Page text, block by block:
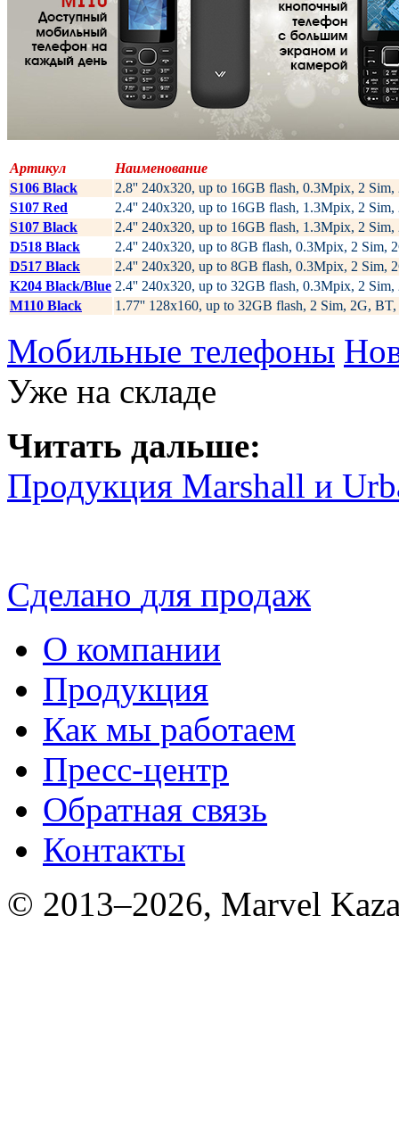
Артикул
Наименование
S106 Black
2.8'' 240х320, up to 16GB flash, 0.3Mpix, 2
S107 Red
2.4'' 240х320, up to 16GB flash, 1.3Mpix, 2
S107 Black
2.4'' 240х320, up to 16GB flash, 1.3Mpix, 2
D518 Black
2.4'' 240х320, up to 8GB flash, 0.3Mpix, 2 Sim,
D517 Black
2.4'' 240х320, up to 8GB flash, 0.3Mpix, 2 Sim,
K204 Black/Blue 2.4'' 240х320, up to 32GB flash, 0.3Mpix, 2
M110 Black
1.77'' 128x160, up to 32GB flash, 2 Sim, 2G,
Мобильные телефоны
Уже на складе
Читать дальше:
Продукция Marshall и
Сделано для продаж
О компании
Продукция
Как мы работаем
Пресс-центр
Обратная связь
Контакты
© 2013–2026, Marvel